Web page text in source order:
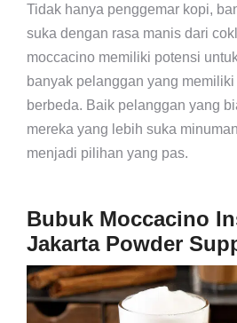
Tidak hanya penggemar kopi,
suka dengan rasa manis dari
moccacino memiliki potensi
banyak pelanggan yang
berbeda. Baik pelanggan yang
mereka yang lebih suka
menjadi pilihan yang pas.
Bubuk Moccacino
Jakarta Powder